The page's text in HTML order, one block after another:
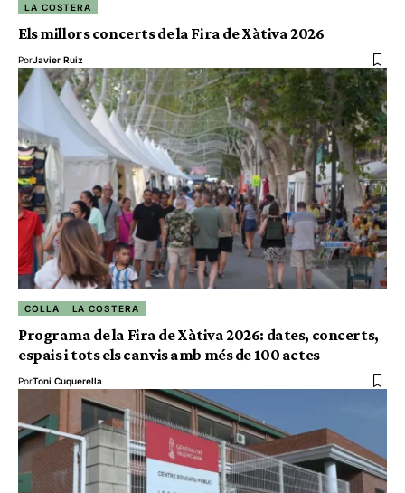
LA COSTERA
Els millors concerts de la Fira de Xàtiva 2026
PorJavier Ruiz
COLLA LA COSTERA
Programa de la Fira de Xàtiva 2026: dates, concerts,
espais i tots els canvis amb més de 100 actes
PorToni Cuquerella